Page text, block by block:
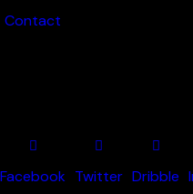
Contact
Facebook Twitter Dribble